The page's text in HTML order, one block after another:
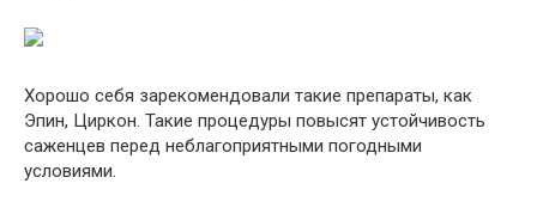
Хорошо себя зарекомендовали такие препараты, как
Эпин, Циркон. Такие процедуры повысят устойчивость
саженцев перед неблагоприятными погодными
условиями.